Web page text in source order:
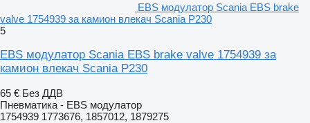
EBS модулатор Scania EBS brake
valve 1754939 за камион влекач Scania P230
5
EBS модулатор Scania EBS brake valve 1754939 за
камион влекач Scania P230
65 € Без ДДВ
Пневматика - EBS модулатор
1754939 1773676, 1857012, 1879275